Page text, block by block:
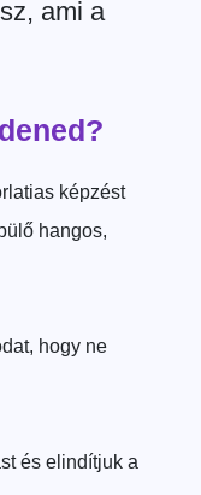
ami a
képzést
hangos,
hogy ne
és elindítjuk a